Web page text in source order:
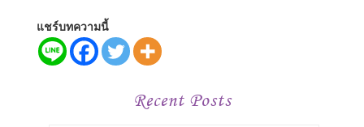
แชร์บทความนี้
Recent Posts